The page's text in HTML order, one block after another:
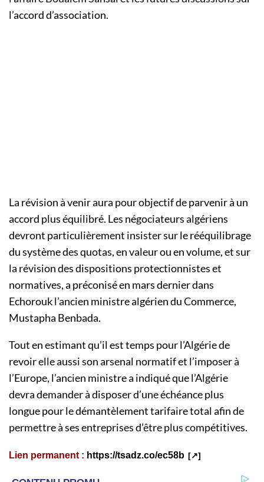
l’accord d’association.
La révision à venir aura pour objectif de parvenir à un
accord plus équilibré. Les négociateurs algériens
devront particulièrement insister sur le rééquilibrage
du système des quotas, en valeur ou en volume, et sur
la révision des dispositions protectionnistes et
normatives, a préconisé en mars dernier dans
Echorouk l’ancien ministre algérien du Commerce,
Mustapha Benbada.
Tout en estimant qu’il est temps pour l’Algérie de
revoir elle aussi son arsenal normatif et l’imposer à
l’Europe, l’ancien ministre a indiqué que l’Algérie
devra demander à disposer d’une échéance plus
longue pour le démantèlement tarifaire total afin de
permettre à ses entreprises d’être plus compétitives.
Lien permanent : https://tsadz.co/ec58b